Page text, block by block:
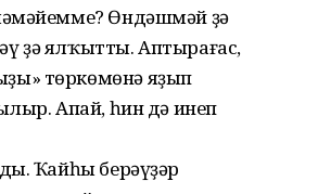
Өндәшмәй ҙә
ҙә ялҡытты. Аптырағас,
төркөмөнә яҙып
Апай, һин дә инеп
Ҡайһы берәүҙәр